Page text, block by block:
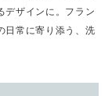
デザインに。フラン
日常に寄り添う、洗